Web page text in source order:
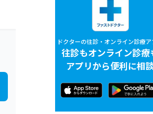
ドクターの往診・オンライン診療ア
往診もオンライン診療
アプリから便利に相